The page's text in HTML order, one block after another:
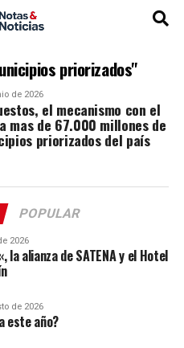
priorizados"
de 2026
el mecanismo con el
mas de 67.000 millones de
priorizados del país
POPULAR
2026
la alianza de SATENA y el Hotel
de 2026
este año?